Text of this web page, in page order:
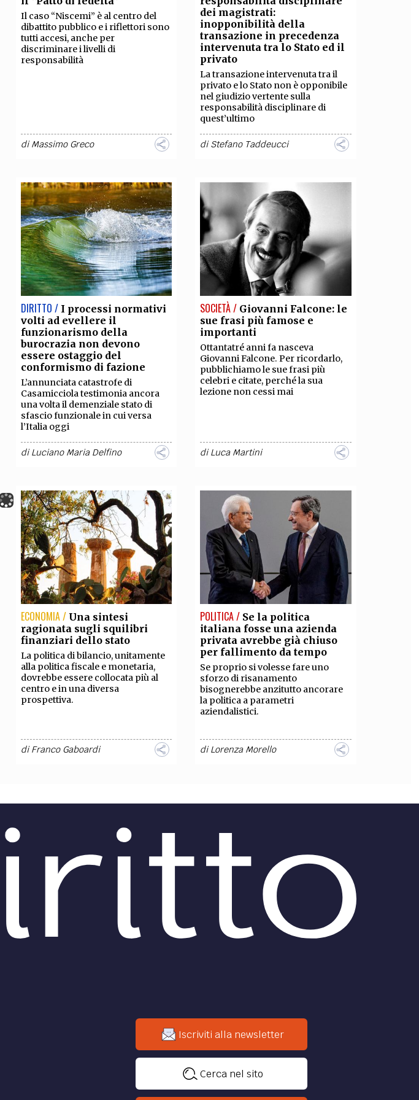
CURATORI FOTOGRAFI PARTNER COLLABORA CON NOI
EXTRA
Il caso “Niscemi” è al centro del
dibattito pubblico e i riflettori sono
tutti accesi, anche per
discriminare i livelli di
responsabilità
diMassimo Greco
dei magistrati:
inopponibilità della
transazione in precedenza
intervenuta tra lo Stato ed il
privato
La transazione intervenuta tra il
privato e lo Stato non è opponibile
nel giudizio vertente sulla
responsabilità disciplinare di
quest’ultimo
diStefano Taddeucci
DIRITTO / I processi normativi
volti ad evellere il
funzionarismo della
burocrazia non devono
essere ostaggio del
conformismo di fazione
L’annunciata catastrofe di
Casamicciola testimonia ancora
una volta il demenziale stato di
sfascio funzionale in cui versa
l’Italia oggi
diLuciano Maria Delfino
SOCIETÀ / Giovanni Falcone: le
sue frasi più famose e
importanti
Ottantatré anni fa nasceva
Giovanni Falcone. Per ricordarlo,
pubblichiamo le sue frasi più
celebri e citate, perché la sua
lezione non cessi mai
diLuca Martini
ECONOMIA / Una sintesi
ragionata sugli squilibri
finanziari dello stato
La politica di bilancio, unitamente
alla politica fiscale e monetaria,
dovrebbe essere collocata più al
centro e in una diversa
prospettiva.
diFranco Gaboardi
POLITICA / Se la politica
italiana fosse una azienda
privata avrebbe già chiuso
per fallimento da tempo
Se proprio si volesse fare uno
sforzo di risanamento
bisognerebbe anzitutto ancorare
la politica a parametri
aziendalistici.
diLorenza Morello
Una riflessione sull'importanza
delle imprese in Italia e sulla
nostro Paese: se le imprese
chiudono, chiude l'Italia?
Piero Buscaroli
diCarlo Lottieri